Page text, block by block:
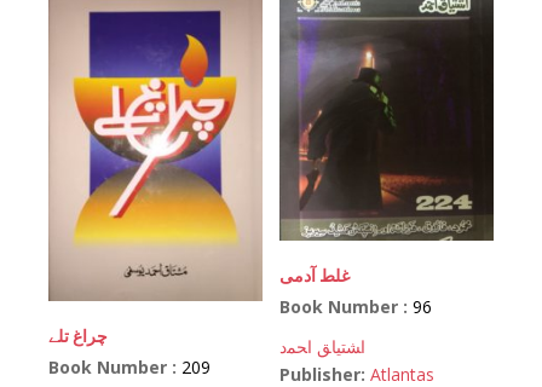
چراغ تلے
Book Number : 209
غلط آدمی
Book Number :96
اﺸﺘﻴﺎﻖ اﺤﻤﺩ
Publisher: Atlantas